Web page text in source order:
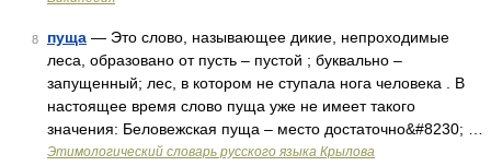
8 пуща — Это слово, называющее дикие, непроходимые
леса, образовано от пусть – пустой ; буквально –
запущенный; лес, в котором не ступала нога человека . В
настоящее время слово пуща уже не имеет такого
значения: Беловежская пуща – место достаточно&#8230; …
Этимологический словарь русского языка Крылова